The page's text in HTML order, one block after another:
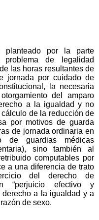
por la parte
de legalidad
las horas resultantes de
jornada por cuidado de
la necesaria
del amparo
a la igualdad y no
de la reducción de
por motivos de guarda
de jornada ordinaria en
de guardias médicas
sino también al
computables por
a una diferencia de trato
del derecho de
“perjuicio efectivo y
derecho a la igualdad y a
de sexo.